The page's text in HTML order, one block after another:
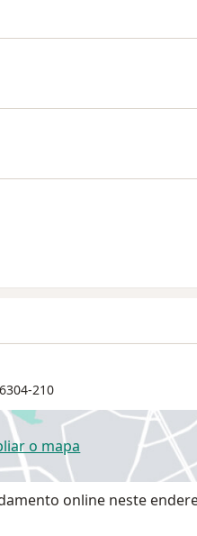
210
o mapa
abre num novo
online neste